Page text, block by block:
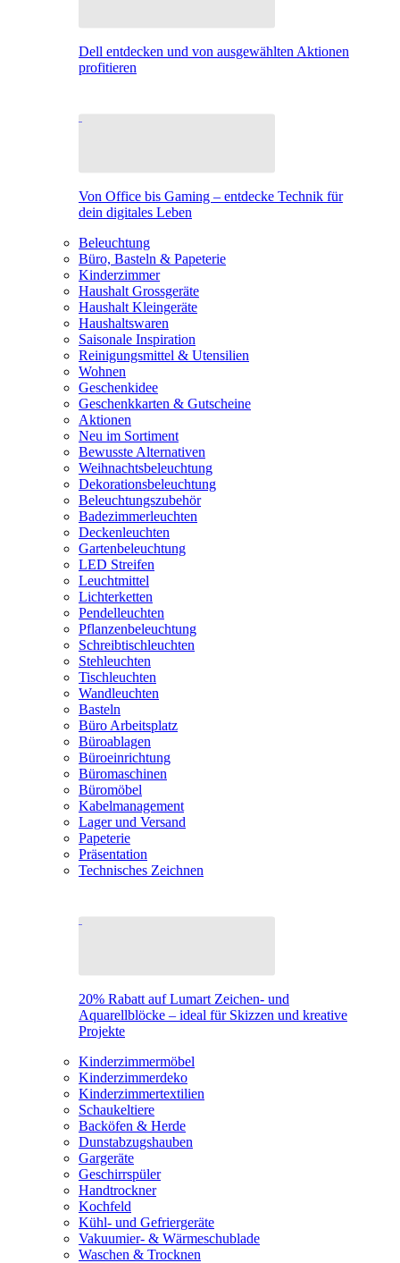
Dell entdecken und von ausgewählten Aktionen
profitieren
Von Office bis Gaming – entdecke Technik für
dein digitales Leben
Beleuchtung
Büro, Basteln & Papeterie
Kinderzimmer
Haushalt Grossgeräte
Haushalt Kleingeräte
Haushaltswaren
Saisonale Inspiration
Reinigungsmittel & Utensilien
Wohnen
Geschenkidee
Geschenkkarten & Gutscheine
Aktionen
Neu im Sortiment
Bewusste Alternativen
Weihnachtsbeleuchtung
Dekorationsbeleuchtung
Beleuchtungszubehör
Badezimmerleuchten
Deckenleuchten
Gartenbeleuchtung
LED Streifen
Leuchtmittel
Lichterketten
Pendelleuchten
Pflanzenbeleuchtung
Schreibtischleuchten
Stehleuchten
Tischleuchten
Wandleuchten
Basteln
Büro Arbeitsplatz
Büroablagen
Büroeinrichtung
Büromaschinen
Büromöbel
Kabelmanagement
Lager und Versand
Papeterie
Präsentation
Technisches Zeichnen
20% Rabatt auf Lumart Zeichen- und
Aquarellblöcke – ideal für Skizzen und kreative
Projekte
Kinderzimmermöbel
Kinderzimmerdeko
Kinderzimmertextilien
Schaukeltiere
Backöfen & Herde
Dunstabzugshauben
Gargeräte
Geschirrspüler
Handtrockner
Kochfeld
Kühl- und Gefriergeräte
Vakuumier- & Wärmeschublade
Waschen & Trocknen